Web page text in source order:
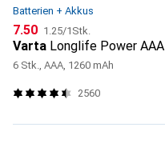
Batterien + Akkus
CHF
7.50 CHF
1.25/1Stk.
Varta Longlife Power AAA
6 Stk., AAA, 1260 mAh
2560